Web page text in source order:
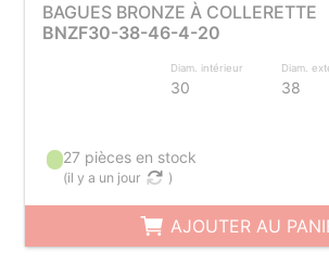
BAGUES BRONZE À COLLERETTE
BNZF30-38-46-4-20
Diam. intérieur
30
Diam.
38
27 pièces en stock
(il y a un jour )
AJOUTER AU